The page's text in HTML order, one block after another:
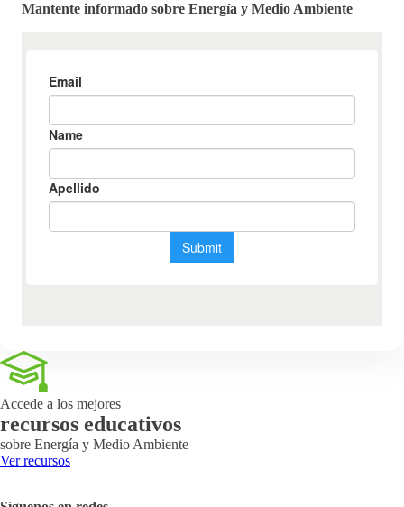
Mantente informado sobre Energía y Medio Ambiente
Accede a los mejores
recursos educativos
sobre Energía y Medio Ambiente
Ver recursos